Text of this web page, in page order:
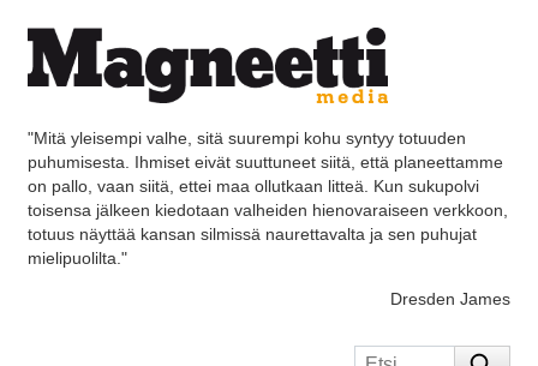
"Mitä yleisempi valhe, sitä suurempi kohu syntyy totuuden
puhumisesta. Ihmiset eivät suuttuneet siitä, että planeettamme
on pallo, vaan siitä, ettei maa ollutkaan litteä. Kun sukupolvi
toisensa jälkeen kiedotaan valheiden hienovaraiseen verkkoon,
totuus näyttää kansan silmissä naurettavalta ja sen puhujat
mielipuolilta."
Dresden James